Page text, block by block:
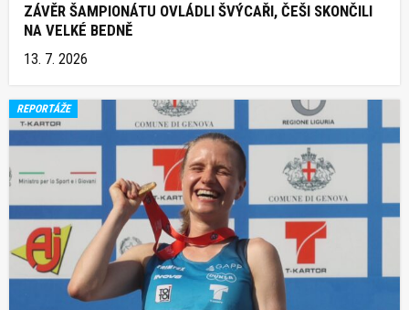
ZÁVĚR ŠAMPIONÁTU OVLÁDLI ŠVÝCAŘI, ČEŠI SKONČILI
NA VELKÉ BEDNĚ
13. 7. 2026
REPORTÁŽE